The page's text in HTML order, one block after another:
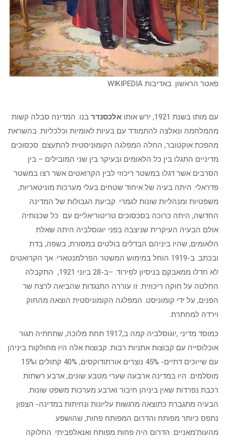
פאטר הראשון. באדיבות WIKIPEDIA
עם מותו בשנת 1921, ירש אותו אלכסנדר בנו. המדינה סבלה קשות
מהמלחמה ונאלצה להתמודד עם בעיות לאומיות וכלכליות. בהשראת
מהפכת אוקטובר, החלה המפלגה הקומוניסטית להתעצם. סכסוכים
מדיניים התגלו בין כל הלאומים ובעיקר בין שני המובילים – בין
הסרבים אשר דגלו במשטר ריכוזי לבין הקרואטים אשר רצו במשטר
פדראלי. היתה בעיה של איחוד שטחים בעלי מערכות מוניטאריות,
משפטיות ומנהליות שונות לגמרי. קביעת הגבולות של המדינה
החדשה, היתה כרוכה בסכסוכים טריטוריאליים עם כל שכנותיה.
אולם הבעיה העיקרית שניצבה בפני יוגוסלביה היתה שאלת
הלאומים, שהיו ביניהם הבדלים בולטים במסורת, בשפה, בדת
ובכתב. ב-1919 הוחל במימוש המשטר הפרלמנטארי. אך הקרואטים
לא חדלו ממאבקם בניסיון לפירוד. –ב-28 ביוני 1921, התקבלה
החלטה על חוקה ריכוזית. זו עוררה התנגדות שהביאה לרצח שר
הפנים, על ידי קומוניסט. המפלגה הקומוניסטית הוצאה מהחוק
וירדה למחתרת.
כמוסד מדיני ,יוגוסלביה קמה ב,1917 תחת מלוכה, שתחתיה תגור
אוכלוסייה עם קבוצות אתניות רבות. קבוצות אלה היו מחולקות ביניהן
עם שייוכים דתיים- 45% נוצרים אורתודוקסים, 40% קתולים ו15%
מוסלמים. היו במדינה ארבעה שערי מטבע שונים, ארבע רשתות
רכבת נפרדות שאין ביניהן חיבור וארבע מערכות משפט שונות.
הבעיה מתגברת כתוצאה מרגשות עליונות ונחיתות במדינה- הצפון
נתפס כיותר מפותח והדרום המפותח פחות, שהושפע
מהעות’מאניים. הדרום היה פחות מפותח ואנאלפביתי. החלוקה